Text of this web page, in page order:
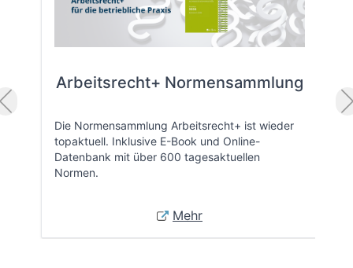
Arbeitsrecht+ Normensammlung
Die Normensammlung Arbeitsrecht+ ist wieder
topaktuell. Inklusive E-Book und Online-
Datenbank mit über 600 tagesaktuellen
Normen.
Mehr